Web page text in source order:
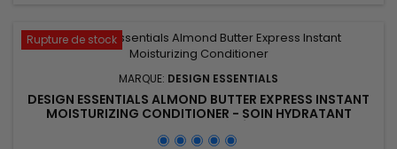
Rupture de stock
MARQUE: DESIGN ESSENTIALS
DESIGN ESSENTIALS ALMOND BUTTER EXPRESS INSTANT
MOISTURIZING CONDITIONER - SOIN HYDRATANT